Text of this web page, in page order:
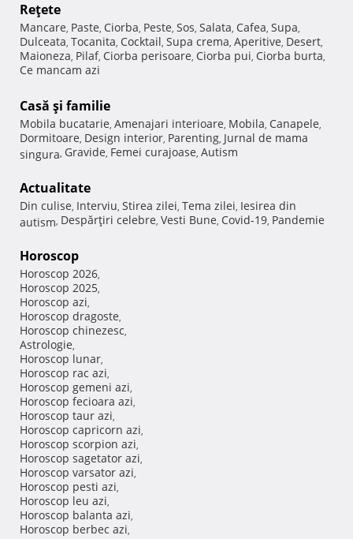
Reţete
Mancare, Paste, Ciorba, Peste, Sos, Salata, Cafea, Supa,
Dulceata, Tocanita, Cocktail, Supa crema, Aperitive, Desert,
Maioneza, Pilaf, Ciorba perisoare, Ciorba pui, Ciorba burta,
Ce mancam azi
Casă şi familie
Mobila bucatarie, Amenajari interioare, Mobila, Canapele,
Dormitoare, Design interior, Parenting, Jurnal de mama
singura, Gravide, Femei curajoase, Autism
Actualitate
Din culise, Interviu, Stirea zilei, Tema zilei, Iesirea din
autism, Despărţiri celebre, Vesti Bune, Covid-19, Pandemie
Horoscop
Horoscop 2026,
Horoscop 2025,
Horoscop azi,
Horoscop dragoste,
Horoscop chinezesc,
Astrologie,
Horoscop lunar,
Horoscop rac azi,
Horoscop gemeni azi,
Horoscop fecioara azi,
Horoscop taur azi,
Horoscop capricorn azi,
Horoscop scorpion azi,
Horoscop sagetator azi,
Horoscop varsator azi,
Horoscop pesti azi,
Horoscop leu azi,
Horoscop balanta azi,
Horoscop berbec azi,